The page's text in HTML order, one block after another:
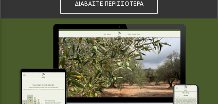
ΔΙΑΒΑΣΤΕ ΠΕΡΙΣΣΟΤΕΡΑ